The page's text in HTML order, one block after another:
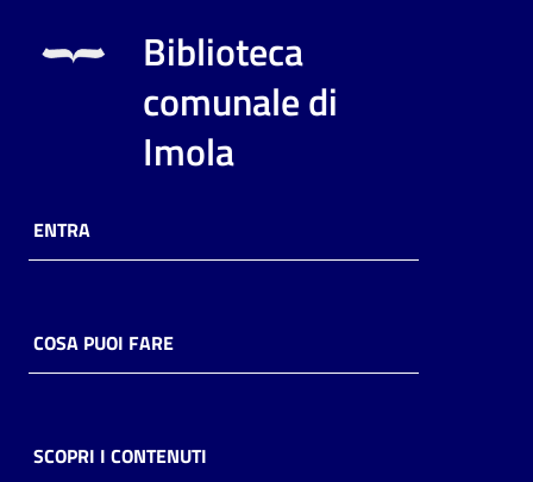
Biblioteca
comunale di
Imola
ENTRA
COSA PUOI FARE
SCOPRI I CONTENUTI